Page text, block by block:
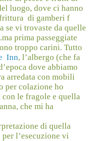
luogo, dove ci hanno
di gamberi f
se vi trovaste da quelle
prima passeggiate
troppo carini. Tutto
Inn, l’albergo (che fa
dove abbiamo
arredata con mobili
per colazione ho
le fragole e quella
che mi ha
di quella
l’esecuzione vi